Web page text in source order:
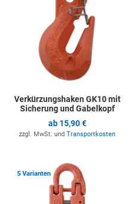
Verkürzungshaken GK10 mit
Sicherung und Gabelkopf
ab 15,90 €
zzgl. MwSt. und Transportkosten
Zur Merkliste hinzufügen
5 Varianten